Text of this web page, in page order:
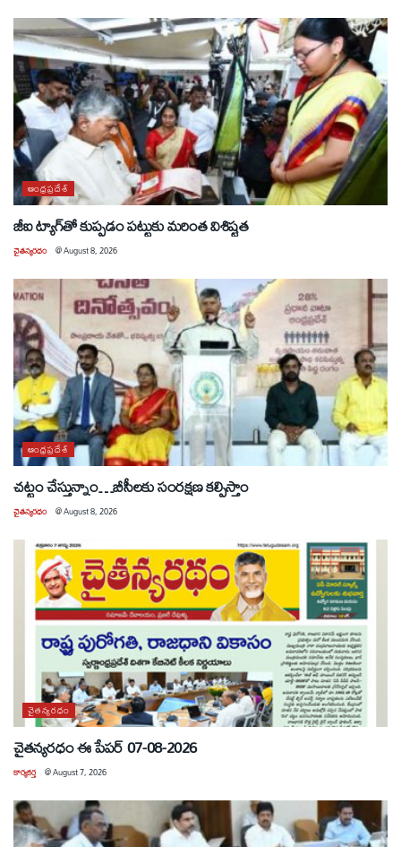
ఆంధ్రప్రదేశ్
జీఐ ట్యాగ్‌తో కుప్పడం పట్టుకు మరింత విశిష్టత
చైతన్యరధం @August 8, 2026
ఆంధ్రప్రదేశ్
చట్టం చేస్తున్నాం…బీసీలకు సంరక్షణ కల్పిస్తాం
చైతన్యరధం @August 8, 2026
చైతన్యరధం
చైతన్యరధం ఈ పేపర్ 07-08-2026
కార్యకర్త @August 7, 2026